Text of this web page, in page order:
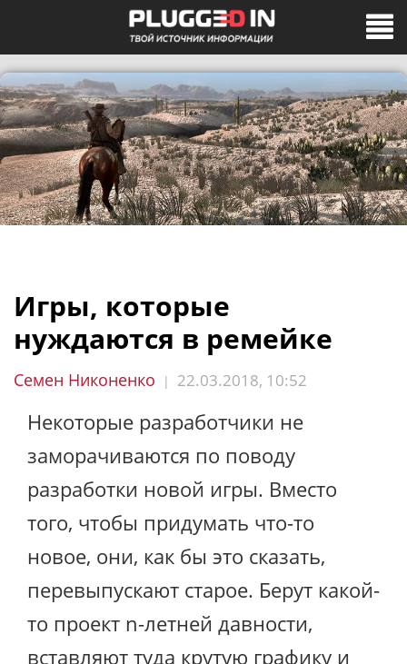
Игры, которые
нуждаются в ремейке
Семен Никоненко | 22.03.2018, 10:52
Некоторые разработчики не
заморачиваются по поводу
разработки новой игры. Вместо
того, чтобы придумать что-то
новое, они, как бы это сказать,
перевыпускают старое. Берут какой-
то проект n-летней давности,
вставляют туда крутую графику и